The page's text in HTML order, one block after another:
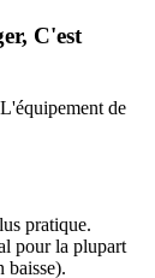
C'est
de
pratique.
pour la plupart
baisse).